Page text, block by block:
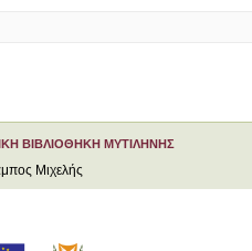
ΒΙΒΛΙΟΘΗΚΗ ΜΥΤΙΛΗΝΗΣ
Μιχελής